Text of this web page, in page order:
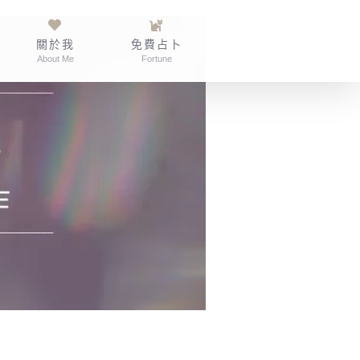
關於我
About Me
免費占卜
Fortune